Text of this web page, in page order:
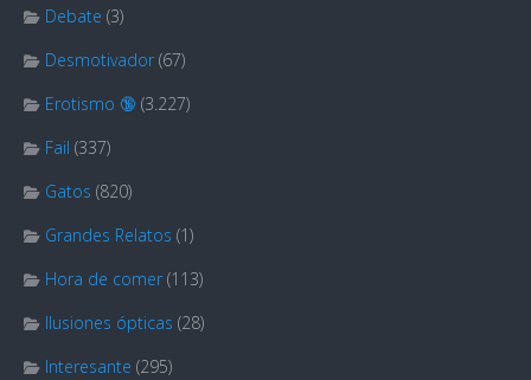
Debate (3)
Desmotivador (67)
Erotismo 🔞 (3.227)
Fail (337)
Gatos (820)
Grandes Relatos (1)
Hora de comer (113)
Ilusiones ópticas (28)
Interesante (295)